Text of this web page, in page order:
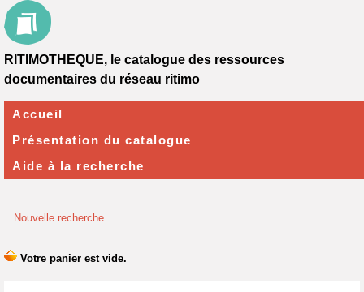
Nouvelle recherche
RITIMOTHEQUE, le catalogue des ressources
documentaires du réseau ritimo
Accueil
Présentation du catalogue
Aide à la recherche